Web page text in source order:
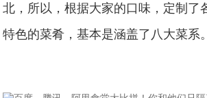
北，所以，根据大家的口味，定制了
特色的菜肴，基本是涵盖了八大菜系。